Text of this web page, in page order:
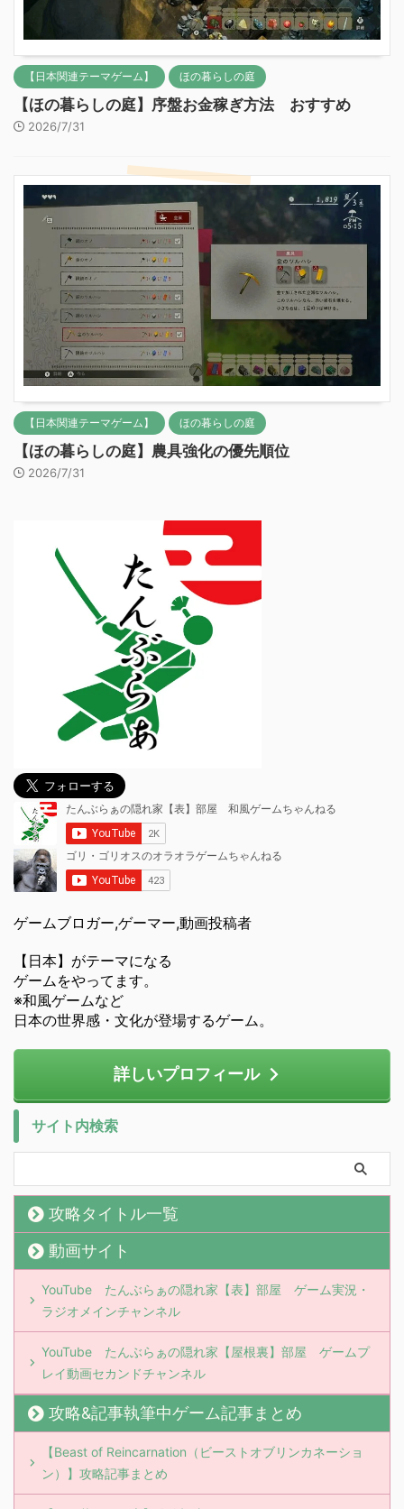
【日本関連テーマゲーム】 ほの暮らしの庭
【ほの暮らしの庭】序盤お金稼ぎ方法 おすすめ
2026/7/31
【日本関連テーマゲーム】 ほの暮らしの庭
【ほの暮らしの庭】農具強化の優先順位
2026/7/31
ゲームブロガー,ゲーマー,動画投稿者
【日本】がテーマになる
ゲームをやってます。
※和風ゲームなど
日本の世界感・文化が登場するゲーム。
詳しいプロフィール
サイト内検索
攻略タイトル一覧
動画サイト
YouTube たんぶらぁの隠れ家【表】部屋 ゲーム実況・
ラジオメインチャンネル
YouTube たんぶらぁの隠れ家【屋根裏】部屋 ゲームプ
レイ動画セカンドチャンネル
攻略&記事執筆中ゲーム記事まとめ
【Beast of Reincarnation（ビーストオブリンカネーショ
ン）】攻略記事まとめ